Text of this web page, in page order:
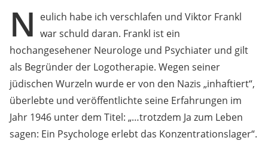
N eulich habe ich verschlafen und Viktor Frankl
war schuld daran. Frankl ist ein
hochangesehener Neurologe und Psychiater und gilt
als Begründer der Logotherapie. Wegen seiner
jüdischen Wurzeln wurde er von den Nazis „inhaftiert“,
überlebte und veröffentlichte seine Erfahrungen im
Jahr 1946 unter dem Titel: „…trotzdem Ja zum Leben
sagen: Ein Psychologe erlebt das Konzentrationslager“.